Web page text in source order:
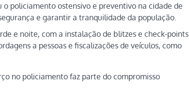
o policiamento ostensivo e preventivo na cidade de
e garantir a tranquilidade da população.
e noite, com a instalação de blitzes e check-points
a pessoas e fiscalizações de veículos, como
no policiamento faz parte do compromisso